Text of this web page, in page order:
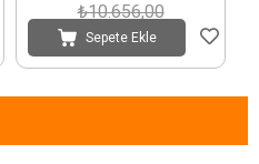
₺10.656,00
Sepete Ekle